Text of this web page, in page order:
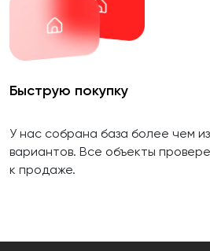
Быструю покупку
У нас собрана база более чем
вариантов. Все объекты
к продаже.